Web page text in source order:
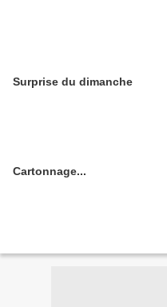
Surprise du dimanche
Cartonnage...